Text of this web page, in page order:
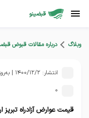
قبضینو
وبلاگ درباره مقالات قبوض
انتشار: 1400/12/2
|
قیمت عوارض آزادراه